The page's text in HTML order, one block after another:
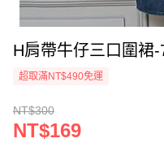
H肩帶牛仔三口圍裙
超取滿NT$490免運
NT$300
NT$169